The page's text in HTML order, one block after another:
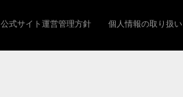
公式サイト運営管理方針 個人情報の取り扱い